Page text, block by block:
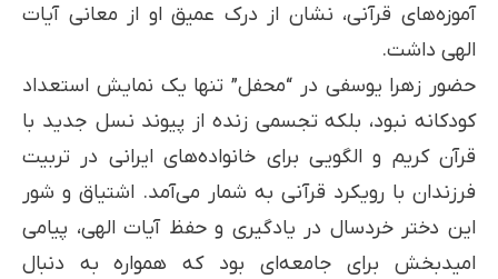
آموزه‌های قرآنی، نشان از درک عمیق او از معانی آیات
الهی داشت.
حضور زهرا یوسفی در “محفل” تنها یک نمایش استعداد
کودکانه نبود، بلکه تجسمی زنده از پیوند نسل جدید با
قرآن کریم و الگویی برای خانواده‌های ایرانی در تربیت
فرزندان با رویکرد قرآنی به شمار می‌آمد. اشتیاق و شور
این دختر خردسال در یادگیری و حفظ آیات الهی، پیامی
امیدبخش برای جامعه‌ای بود که همواره به دنبال